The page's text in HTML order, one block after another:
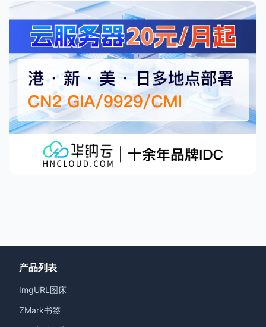
产品列表
ImgURL图床
ZMark书签